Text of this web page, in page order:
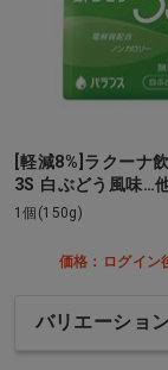
[軽減8%]ラクーナ
3S 白ぶどう風味…
1個(150g)
価格：ログイン
バリエーショ